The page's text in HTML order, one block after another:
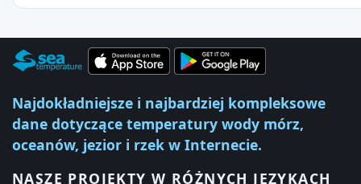
Najdokładniejsze i najbardziej kompleksowe
dane dotyczące temperatury wody mórz,
oceanów, jezior i rzek w Internecie.
NASZE PROJEKTY W RÓŻNYCH JĘZYKACH